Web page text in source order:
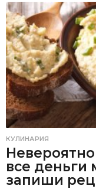
КУЛИНАРИЯ
Невероятно
все деньги
запиши